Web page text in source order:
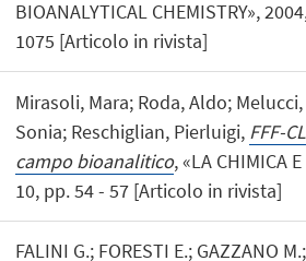
BIOANALYTICAL CHEMISTRY»,
1075 [Articolo in rivista]
Mirasoli, Mara; Roda, Aldo;
Sonia; Reschiglian, Pierluigi, FFF-
campo bioanalitico, «LA CHIMICA
10, pp. 54 - 57 [Articolo in rivista]
FALINI G.; FORESTI E.; GAZZANO